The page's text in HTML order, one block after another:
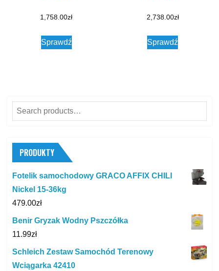
1,758.00zł
Sprawdź
2,738.00zł
Sprawdź
Search
for:
PRODUKTY
Fotelik samochodowy GRACO AFFIX CHILI
Nickel 15-36kg
479.00zł
Benir Gryzak Wodny Pszczółka
11.99zł
Schleich Zestaw Samochód Terenowy
Wciągarka 42410